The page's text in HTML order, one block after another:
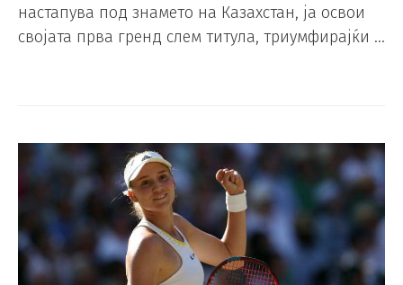
настапува под знамето на Казахстан, ја освои
својата прва гренд слем титула, триумфирајќи …